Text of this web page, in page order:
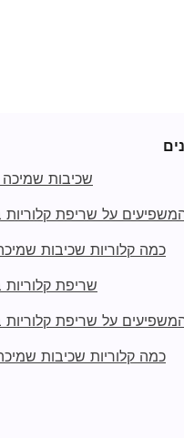
o
שכיבות שמיכה
על שריפת
כמה קלוריות שכיבות
שריפת
על שריפת
כמה קלוריות שכיבות